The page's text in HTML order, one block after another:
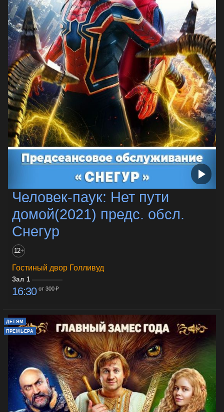
Человек-паук: Нет пути
домой(2021) предс. обсл.
Снегур
12+
Гостиный двор Голливуд
Зал 1
16:30 от 300 ₽
ДЕТЯМ
ПРЕМЬЕРА